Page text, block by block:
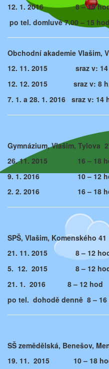
12. 1. 2016 8 – 15
po tel. domluvě 7.00 – 15 hod
Obchodní akademie
12. 11. 2015 sraz v:
12. 12. 2015 sraz v: 8
7. 1. a 28. 1. 2016 sraz v: 14
Gymnázium,
26. 11. 2015 16 – 18
9. 1. 2016 10 – 12
2. 2. 2016 16 – 18
SPŠ, Vlašim,
21. 11. 2015 8 – 12
5. 12. 2015 8 – 12
21. 1. 2016 8 – 12 hod
po tel. dohodě denně 8 – 16
SŠ zemědělská,
19. 11. 2015 10 – 18